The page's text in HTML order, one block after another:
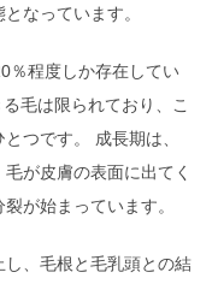
なっています。
％程度しか存在してい
毛は限られており、こ
つです。 成長期は、
が皮膚の表面に出てく
が始まっています。
、毛根と毛乳頭との結